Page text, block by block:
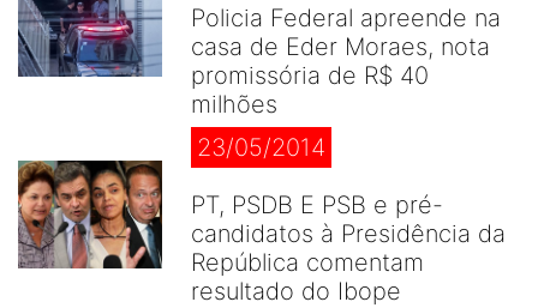
Policia Federal apreende na
casa de Eder Moraes, nota
promissória de R$ 40
milhões
23/05/2014
PT, PSDB E PSB e pré-
candidatos à Presidência da
República comentam
resultado do Ibope